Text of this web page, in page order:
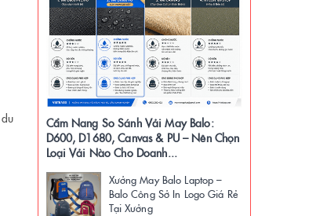
Cẩm Nang So Sánh Vải May Balo:
D600, D1680, Canvas & PU – Nên Chọn
Loại Vải Nào Cho Doanh...
Xưởng May Balo Laptop –
Balo Công Sở In Logo Giá Rẻ
Tại Xưởng